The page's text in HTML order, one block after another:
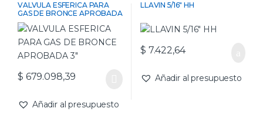
VALVULA ESFERICA PARA
GAS DE BRONCE APROBADA
3″
$ 679.098,39
Añadir al presupuesto
LLAVIN 5/16″ HH
$ 7.422,64
Añadir al presupuesto